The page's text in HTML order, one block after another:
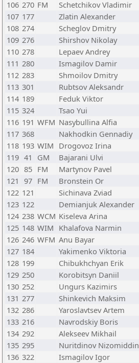
106 270 FM Schetchikov Vladimir
107 177 Zlatin Alexander
108 274 Scheglov Dmitry
109 276 Shirshov Nikolay
110 278 Lepaev Andrey
111 280 Ismagilov Damir
112 283 Shmoilov Dmitry
113 301 Rubtsov Aleksandr
114 189 Feduk Viktor
115 324 Tsao Yui
116 191 WFM Nasybullina Alfia
117 368 Nakhodkin Gennadiy
118 193 WIM Drogovoz Irina
119 41 GM Bajarani Ulvi
120 85 FM Martynov Pavel
121 97 FM Bronstein Or
122 121 Sichinava Zviad
123 122 Demianjuk Alexander
124 238 WCM Kiseleva Arina
125 148 WIM Khalafova Narmin
126 246 WFM Anu Bayar
127 184 Yakimenko Viktoria
128 199 Chibukhchyan Erik
129 250 Korobitsyn Daniil
130 252 Ungurs Kazimirs
131 277 Shinkevich Maksim
132 286 Yaroslavtsev Artem
133 216 Navrodskiy Boris
134 292 Alekseev Mikhail
135 295 Nuritdinov Nizomiddin
136 322 Ismagilov Igor